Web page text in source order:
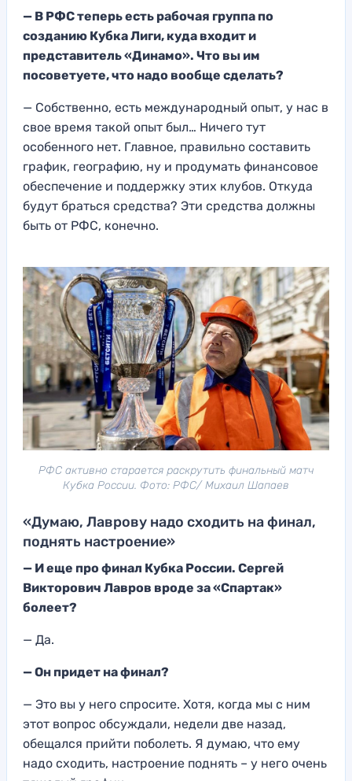
— В РФС теперь есть рабочая группа по
созданию Кубка Лиги, куда входит и
представитель «Динамо». Что вы им
посоветуете, что надо вообще сделать?
— Собственно, есть международный опыт, у нас в
свое время такой опыт был… Ничего тут
особенного нет. Главное, правильно составить
график, географию, ну и продумать финансовое
обеспечение и поддержку этих клубов. Откуда
будут браться средства? Эти средства должны
быть от РФС, конечно.
РФС активно старается раскрутить финальный матч
Кубка России. Фото: РФС/ Михаил Шапаев
«Думаю, Лаврову надо сходить на финал,
поднять настроение»
— И еще про финал Кубка России. Сергей
Викторович Лавров вроде за «Спартак»
болеет?
— Да.
— Он придет на финал?
— Это вы у него спросите. Хотя, когда мы с ним
этот вопрос обсуждали, недели две назад,
обещался прийти поболеть. Я думаю, что ему
надо сходить, настроение поднять – у него очень